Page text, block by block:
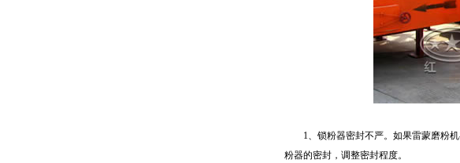
1、锁粉器密封不严。如果雷蒙磨粉
粉器的密封，调整密封程度。